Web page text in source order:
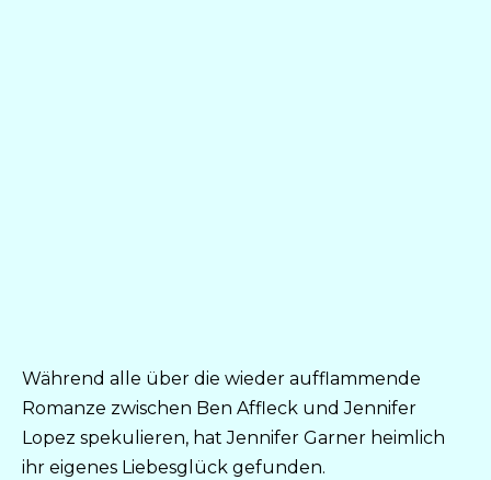
Während alle über die wieder aufflammende
Romanze zwischen Ben Affleck und Jennifer
Lopez spekulieren, hat Jennifer Garner heimlich
ihr eigenes Liebesglück gefunden.